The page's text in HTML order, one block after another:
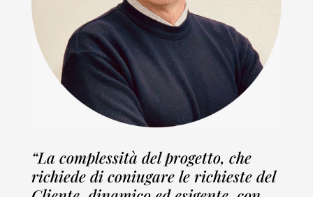
“La complessità del progetto, che
richiede di coniugare le richieste del